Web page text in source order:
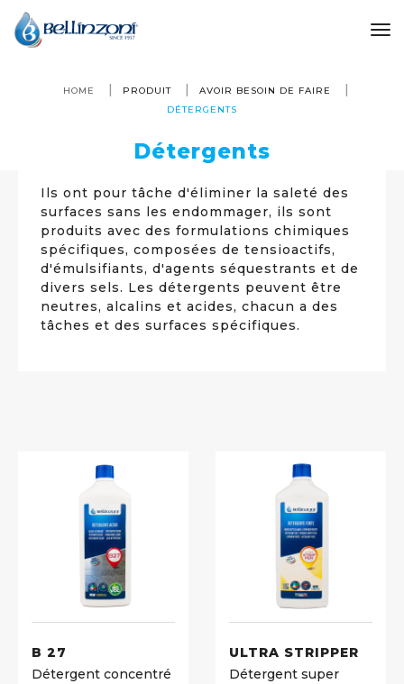
HOME PRODUIT
AVOIR BESOIN DE FAIRE
DÉTERGENTS
Détergents
Ils ont pour tâche d'éliminer la saleté des
surfaces sans les endommager, ils sont
produits avec des formulations chimiques
spécifiques, composées de tensioactifs,
d'émulsifiants, d'agents séquestrants et de
divers sels. Les détergents peuvent être
neutres, alcalins et acides, chacun a des
tâches et des surfaces spécifiques.
B 27
Détergent concentré
ULTRA STRIPPER
Détergent super